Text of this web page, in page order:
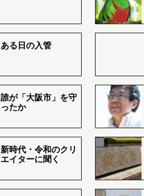
ある日の入管
誰が「大阪市」を守
ったか
新時代・令和のクリ
エイターに聞く